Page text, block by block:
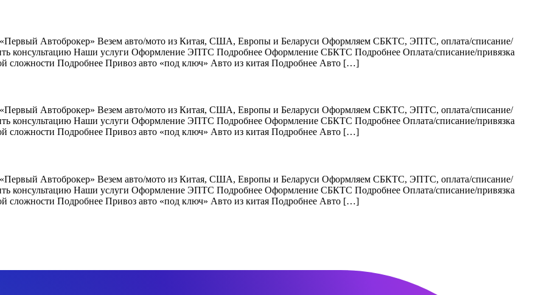
«Первый Автоброкер» Везем авто/мото из Китая, США, Европы и Беларуси Оформляем СБКТС, ЭПТС, оплата/списание/
консультацию Наши услуги Оформление ЭПТС Подробнее Оформление СБКТС Подробнее Оплата/списание/привязка
сложности Подробнее Привоз авто «под ключ» Авто из китая Подробнее Авто […]
«Первый Автоброкер» Везем авто/мото из Китая, США, Европы и Беларуси Оформляем СБКТС, ЭПТС, оплата/списание/
консультацию Наши услуги Оформление ЭПТС Подробнее Оформление СБКТС Подробнее Оплата/списание/привязка
сложности Подробнее Привоз авто «под ключ» Авто из китая Подробнее Авто […]
«Первый Автоброкер» Везем авто/мото из Китая, США, Европы и Беларуси Оформляем СБКТС, ЭПТС, оплата/списание/
консультацию Наши услуги Оформление ЭПТС Подробнее Оформление СБКТС Подробнее Оплата/списание/привязка
сложности Подробнее Привоз авто «под ключ» Авто из китая Подробнее Авто […]